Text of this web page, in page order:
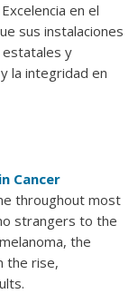
en el
sus instalaciones
estatales y
la integridad en
Cancer
throughout most
strangers to the
the
the rise,